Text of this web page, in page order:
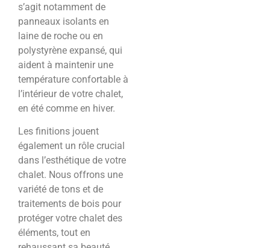
s’agit notamment de
panneaux isolants en
laine de roche ou en
polystyrène expansé, qui
aident à maintenir une
température confortable à
l’intérieur de votre chalet,
en été comme en hiver.
Les finitions jouent
également un rôle crucial
dans l’esthétique de votre
chalet. Nous offrons une
variété de tons et de
traitements de bois pour
protéger votre chalet des
éléments, tout en